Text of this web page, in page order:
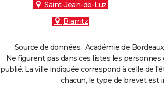
Saint-Jean-de-Luz
Biarritz
Source de données : Académie de
Ne figurent pas dans ces listes les
publié. La ville indiquée correspond à celle de
chacun, le type de brevet est